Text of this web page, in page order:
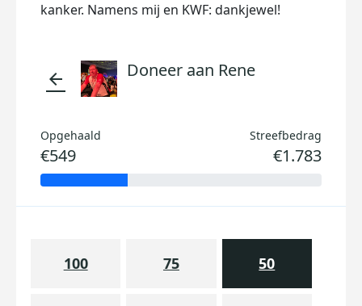
kanker. Namens mij en KWF: dankjewel!
arrow_back Doneer aan Rene
Opgehaald
€549
Streefbedrag
€1.783
100 75 50